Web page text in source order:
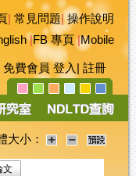
常見問題|操作說明
|FB 專頁|Mobile
免費會員 登入 註冊
大小：
文